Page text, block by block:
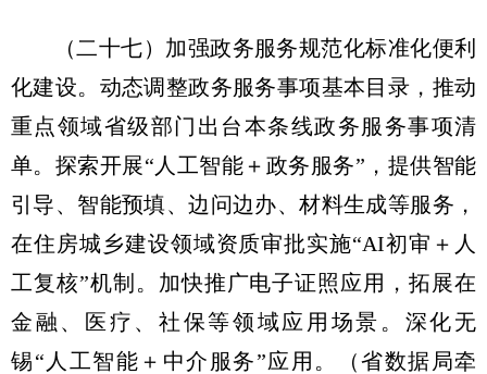
（二十七）加强政务服务规范化标准化便利
化建设。 动态调整政务服务事项基本目录，推动
重点领域省级部门出台本条线政务服务事项清
单。探索开展“人工智能＋政务服务”，提供智能
引导、智能预填、边问边办、材料生成等服务，
在住房城乡建设领域资质审批实施“AI初审＋人
工复核”机制。加快推广电子证照应用，拓展在
金融、医疗、社保等领域应用场景。深化无
锡“人工智能＋中介服务”应用。
（省数据局牵